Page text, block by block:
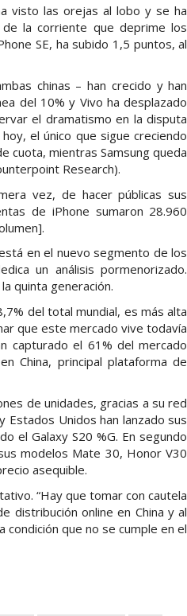
visto las orejas al lobo y se ha
la corriente que deprime los
SE, ha subido 1,5 puntos, al
chinas – han crecido y han
del 10% y Vivo ha desplazado
el dramatismo en la disputa
el único que sigue creciendo
cuota, mientras Samsung queda
Research).
vez, de hacer públicas sus
de iPhone sumaron 28.960
en el nuevo segmento de los
un análisis pormenorizado.
quinta generación.
del total mundial, es más alta
que este mercado vive todavía
capturado el 61% del mercado
China, principal plataforma de
de unidades, gracias a su red
Unidos han lanzado sus
el Galaxy S20 %G. En segundo
modelos Mate 30, Honor V30
asequible.
“Hay que tomar con cautela
online en China y al
que no se cumple en el